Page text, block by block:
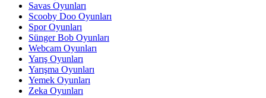
Savas Oyunları
Scooby Doo Oyunları
Spor Oyunları
Sünger Bob Oyunları
Webcam Oyunları
Yarış Oyunları
Yarışma Oyunları
Yemek Oyunları
Zeka Oyunları